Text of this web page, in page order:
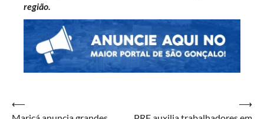
região.
Navegação
⟵
⟶